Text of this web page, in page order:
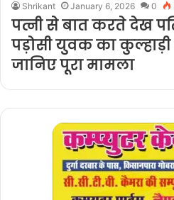
Shrikant January 6, 2026 0
पत्नी से बात करते देख
पड़ोसी युवक का
जानिए पूरा मामला